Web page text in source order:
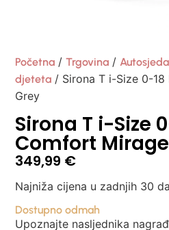
Početna /Trgovina /
djeteta / Sirona T i-Size 0-
Grey
Sirona T i-Size
Comfort
349,99 €
Najniža cijena u zadnjih 30
Dostupno odmah
Upoznajte nasljednika